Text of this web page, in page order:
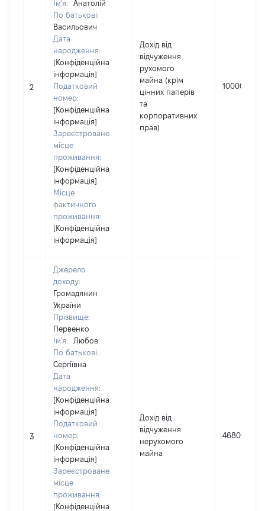
2
Ім'я:
Анатолій
По батькові:
Васильович
Дата
народження:
[Конфіденційна
інформація]
Податковий
номер:
[Конфіденційна
інформація]
Зареєстроване
місце
проживання:
[Конфіденційна
інформація]
Місце
фактичного
проживання:
[Конфіденційна
інформація]
Дохід від
відчуження
рухомого
майна (крім
цінних паперів
та
корпоративних
прав)
100000
3
Джерело
доходу:
Громадянин
України
Прізвище:
Первенко
Ім'я:
Любов
По батькові:
Сергіївна
Дата
народження:
[Конфіденційна
інформація]
Податковий
номер:
[Конфіденційна
інформація]
Зареєстроване
місце
проживання:
[Конфіденційна
Дохід від
відчуження
нерухомого
майна
46800